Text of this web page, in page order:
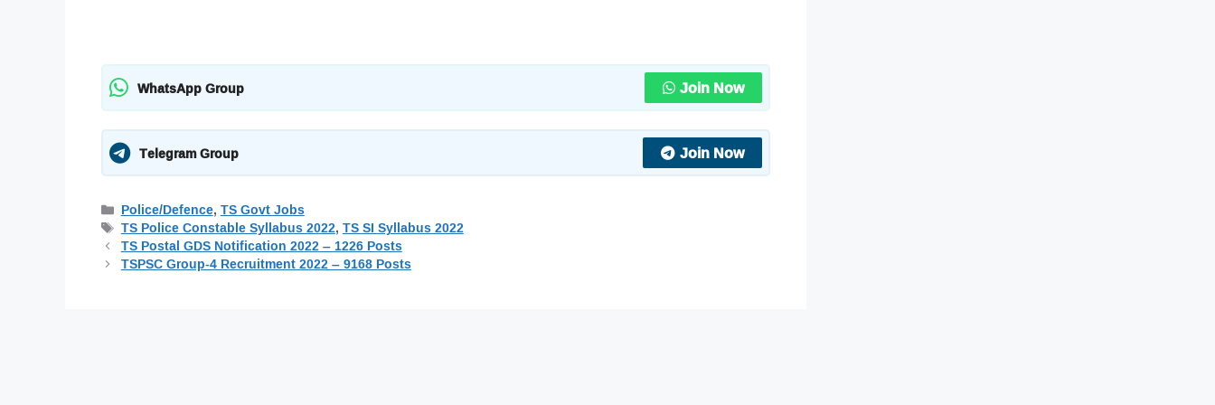
WhatsApp Group Join Now
Telegram Group Join Now
Categories
Police/Defence,TS Govt Jobs
Tags
TS Police Constable Syllabus 2022,TS SI Syllabus 2022
TS Postal GDS Notification 2022 – 1226 Posts
TSPSC Group-4 Recruitment 2022 – 9168 Posts